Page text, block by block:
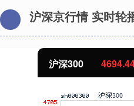
沪深京行情 实时轮
北证50